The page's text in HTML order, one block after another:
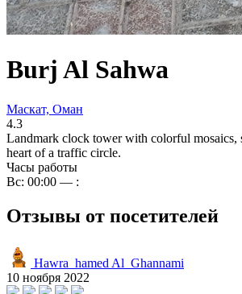
Burj Al Sahwa
Маскат, Оман
4.3
Landmark clock tower with colorful mosaics,
heart of a traffic circle.
Часы работы
Вс: 00:00 — :
Отзывы от посетителей
Hawra_hamed Al_Ghannami
10 ноября 2022